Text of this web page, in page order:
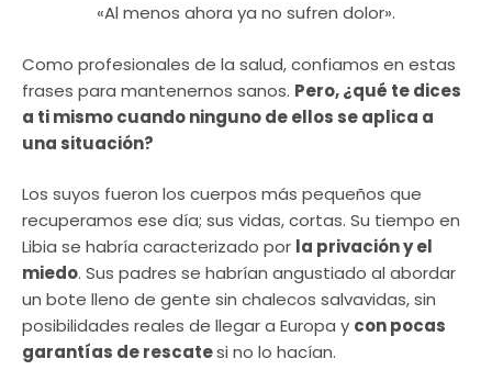
«Al menos ahora ya no sufren dolor».
Como profesionales de la salud, confiamos en estas
frases para mantenernos sanos. Pero, ¿qué te dices
a ti mismo cuando ninguno de ellos se aplica a
una situación?
Los suyos fueron los cuerpos más pequeños que
recuperamos ese día; sus vidas, cortas. Su tiempo en
Libia se habría caracterizado por la privación y el
miedo. Sus padres se habrían angustiado al abordar
un bote lleno de gente sin chalecos salvavidas, sin
posibilidades reales de llegar a Europa y con pocas
garantías de rescatesi no lo hacían.